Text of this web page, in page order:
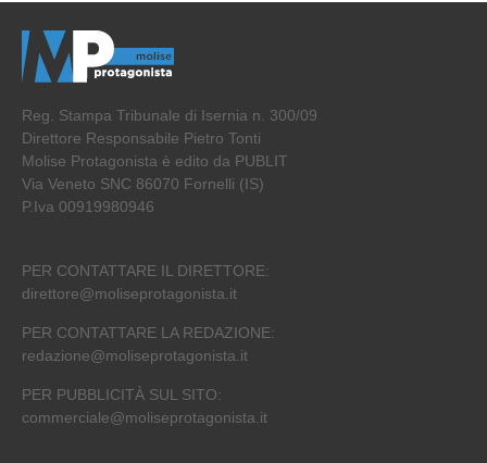
Reg. Stampa Tribunale di Isernia n. 300/09
Direttore Responsabile Pietro Tonti
Molise Protagonista è edito da PUBLIT
Via Veneto SNC 86070 Fornelli (IS)
P.Iva 00919980946
PER CONTATTARE IL DIRETTORE:
direttore@moliseprotagonista.it
PER CONTATTARE LA REDAZIONE:
redazione@moliseprotagonista.it
PER PUBBLICITÀ SUL SITO:
commerciale@moliseprotagonista.it